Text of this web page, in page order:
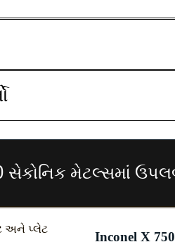
મેટલ્સમાં
Inconel X